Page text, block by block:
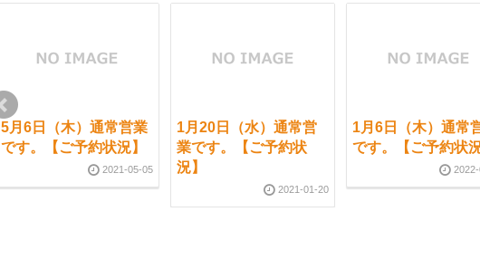
5月6日（木）通常営業
です。【ご予約状況】
2021-05-05
1月20日（水）通常営
業です。【ご予約状
況】
2021-01-20
1月6日（木）通常
です。【ご予約状況